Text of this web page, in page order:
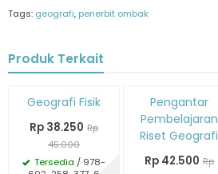
Tags: geografi, penerbit ombak
Produk Terkait
Diskon
15%Geografi Fisik
Rp 38.250 Rp
45.000
Tersedia / 978-
DiskonPengantar
Pembelajaran
Riset Geografi
Rp 42.500 Rp